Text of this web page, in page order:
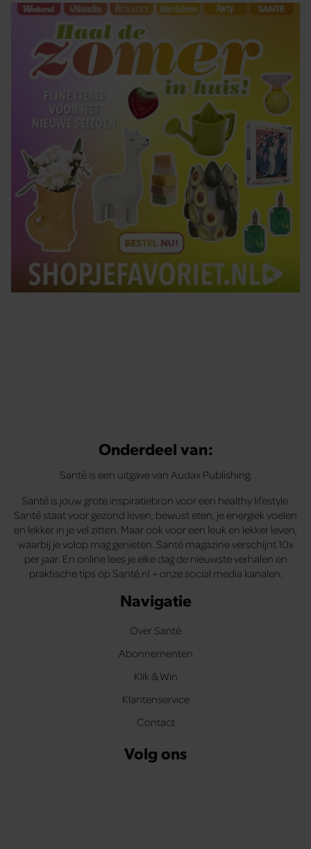
Onderdeel van:
Santé is een uitgave van Audax Publishing.
Santé is jouw grote inspiratiebron voor een healthy lifestyle.
Santé staat voor gezond leven, bewust eten, je energiek voelen
en lekker in je vel zitten. Maar ook voor een leuk en lekker leven,
waarbij je volop mag genieten. Santé magazine verschijnt 10x
per jaar. En online lees je elke dag de nieuwste verhalen en
praktische tips op Santé.nl + onze social media kanalen.
Navigatie
Over Santé
Abonnementen
Klik & Win
Klantenservice
Contact
Volg ons